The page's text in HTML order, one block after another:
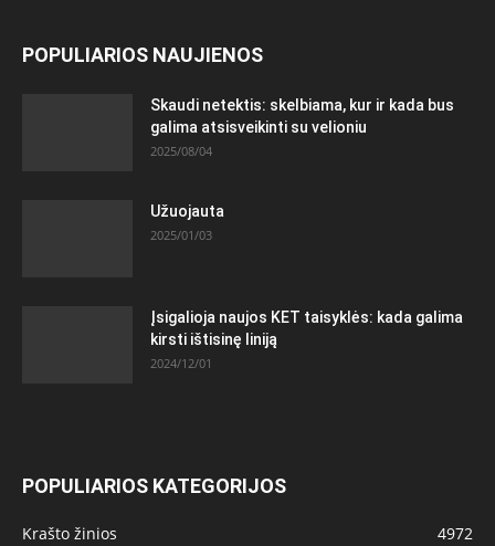
POPULIARIOS NAUJIENOS
Skaudi netektis: skelbiama, kur ir kada bus
galima atsisveikinti su velioniu
2025/08/04
Užuojauta
2025/01/03
Įsigalioja naujos KET taisyklės: kada galima
kirsti ištisinę liniją
2024/12/01
POPULIARIOS KATEGORIJOS
Krašto žinios
4972